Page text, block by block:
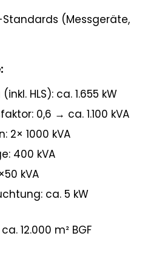
Standards (Messgeräte,
HLS): ca. 1.655 kW
0,6 → ca. 1.100 kVA
2× 1000 kVA
400 kVA
kVA
ca. 5 kW
12.000 m² BGF